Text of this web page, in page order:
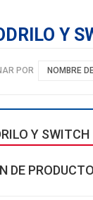
Y
POR NOMBRE
Y SWITCH
DE